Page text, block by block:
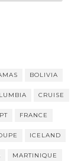
BOLIVIA
CRUISE
FRANCE
ICELAND
MARTINIQUE